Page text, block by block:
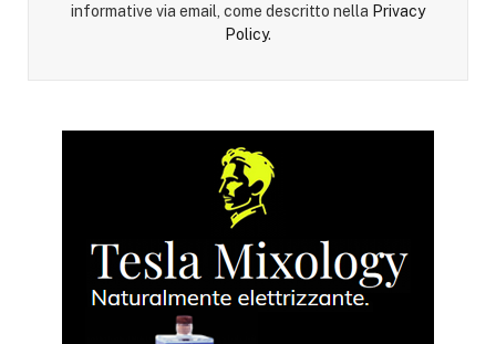
informative via email, come descritto nella Privacy
Policy.